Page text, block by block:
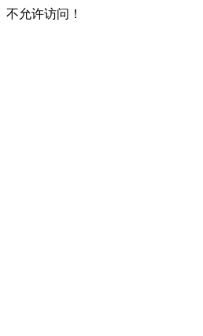
不允许访问！